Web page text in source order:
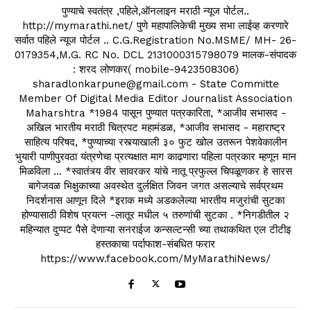
पुण्याचे स्वतंत्र ,पहिले,ऑनलाइन मराठी न्यूज पोर्टल..
http://mymarathi.net/ पुणे महापालिकेची मुख्य सभा लाईव्ह करणारे
सर्वात पहिले न्यूज पोर्टल .. C.G.Registration No.MSME/ MH- 26-
0179354,M.G. RC No. DCL 2131000315798079 मालक-संपादक
: शरद लोणकर( mobile-9423508306)
sharadlonkarpune@gmail.com - State Committe
Member Of Digital Media Editor Journalist Association
Maharshtra *1984 पासून पुण्यात पत्रकारिता, *आजीव सभासद -
अखिल भारतीय मराठी चित्रपट महामंडळ, *आजीव सभासद - महाराष्ट्र
साहित्य परिषद, *पुण्याच्या रस्त्याखाली ३० फुट खोल उतरून पेशवेकालीन
भुयारी पाणीपुरवठा यंत्रणेचा प्रत्यक्षात माग काढणारा पहिला पत्रकार म्हणून मान
मिळविला ... *स्वातंत्र्य वीर सावरकर यांचे नातू प्रफुल्ल चिपळूणकर हे सारस
बागेजवळ भिक्षुकाच्या अवस्थेत दुर्लक्षित जिवन जगत असल्याचे सर्वप्रथम
निदर्शनास आणून दिले *इराक मध्ये अडकलेल्या भारतीय मजुरांची सुटका
होण्यासाठी विशेष प्रयत्न -लातूर मधील ५ तरुणांची सुटका . *निगडीतील २
महिन्यात दुप्पट पैसे देणाऱ्या सनराईज कन्सल्टन्सी च्या तथाकथित एल टीटीइ
हस्तकाचा पर्दाफाश-संबधित फरार
https://www.facebook.com/MyMarathiNews/